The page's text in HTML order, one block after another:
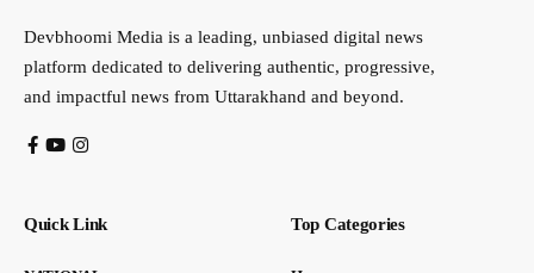
Devbhoomi Media is a leading, unbiased digital news
platform dedicated to delivering authentic, progressive,
and impactful news from Uttarakhand and beyond.
Quick Link Top Categories